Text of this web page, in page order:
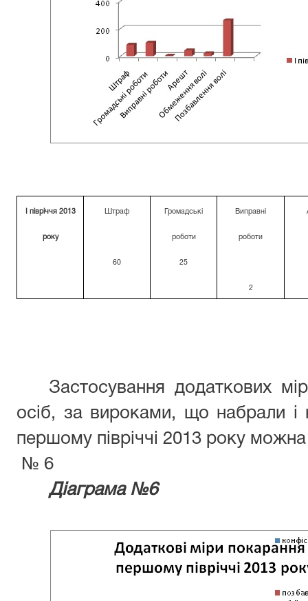
І півріччя 2013
року
Штраф
60
Громадські
роботи
25
Виправні
роботи
2
Застосування додаткових
осіб, за вироками, що набрали і
першому півріччі 2013 року можна
№ 6
Діаграма №6